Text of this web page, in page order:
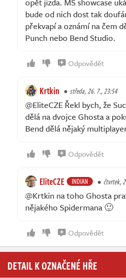
bude od nich dost tak
překvapí a oznámí na čem
Punch nebo Bend Studio.
Odpovědět
Krtkin středa, 26. 7., 23:54
@EliteCZE Řekl bych, že
dělá na dvojce Ghosta a
Bend dělá nějaký
Odpovědět
EliteCZE INDIAN čtvrtek,
@Krtkin na toho Ghosta
nějakého Spidermana 🙂
Odpovědět
DETAIL K OZNAČENÉ HŘE